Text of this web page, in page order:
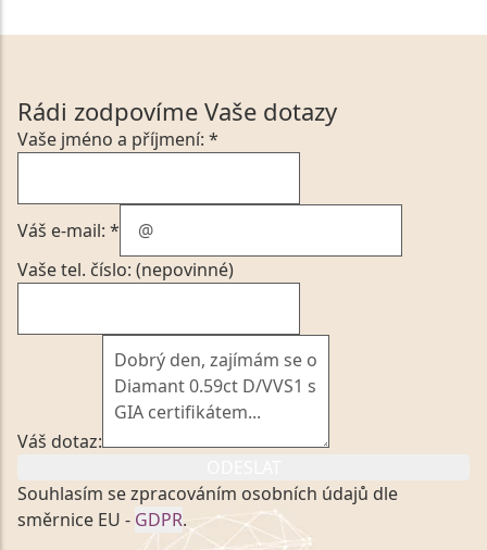
Rádi zodpovíme Vaše dotazy
Vaše jméno a příjmení: *
Váš e-mail: *
Vaše tel. číslo: (nepovinné)
Váš dotaz:
Souhlasím se zpracováním osobních údajů dle
směrnice EU - GDPR.